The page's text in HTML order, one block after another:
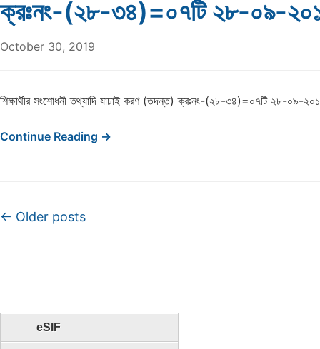
eSIF
ক্রঃনং-(২৮-৩৪)=০৭টি ২৮-০৯-
October 30, 2019
শিক্ষার্থীর সংশোধনী তথ্যাদি যাচাই করণ (তদন্ত) ক্রঃনং-(২৮-৩৪)=০৭টি ২৮-০৯-
Continue Reading →
Post navigation
← Older posts